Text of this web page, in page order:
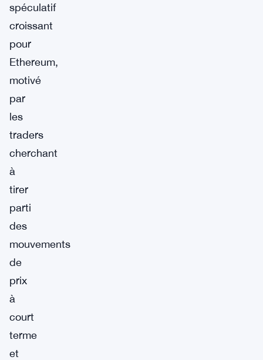
spéculatif
croissant
pour
Ethereum,
motivé
par
les
traders
cherchant
à
tirer
parti
des
mouvements
de
prix
à
court
terme
et